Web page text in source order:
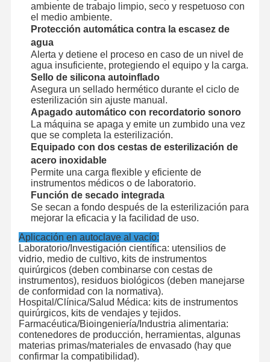
ambiente de trabajo limpio, seco y respetuoso con
el medio ambiente.
Protección automática contra la escasez de
agua
Alerta y detiene el proceso en caso de un nivel de
agua insuficiente, protegiendo el equipo y la carga.
Sello de silicona autoinflado
Asegura un sellado hermético durante el ciclo de
esterilización sin ajuste manual.
Apagado automático con recordatorio sonoro
La máquina se apaga y emite un zumbido una vez
que se completa la esterilización.
Equipado con dos cestas de esterilización de
acero inoxidable
Permite una carga flexible y eficiente de
instrumentos médicos o de laboratorio.
Función de secado integrada
Se secan a fondo después de la esterilización para
mejorar la eficacia y la facilidad de uso.
Aplicación en autoclave al vacío:
Laboratorio/Investigación científica: utensilios de
vidrio, medio de cultivo, kits de instrumentos
quirúrgicos (deben combinarse con cestas de
instrumentos), residuos biológicos (deben manejarse
de conformidad con la normativa).
Hospital/Clínica/Salud Médica: kits de instrumentos
quirúrgicos, kits de vendajes y tejidos.
Farmacéutica/Bioingeniería/Industria alimentaria:
contenedores de producción, herramientas, algunas
materias primas/materiales de envasado (hay que
confirmar la compatibilidad).